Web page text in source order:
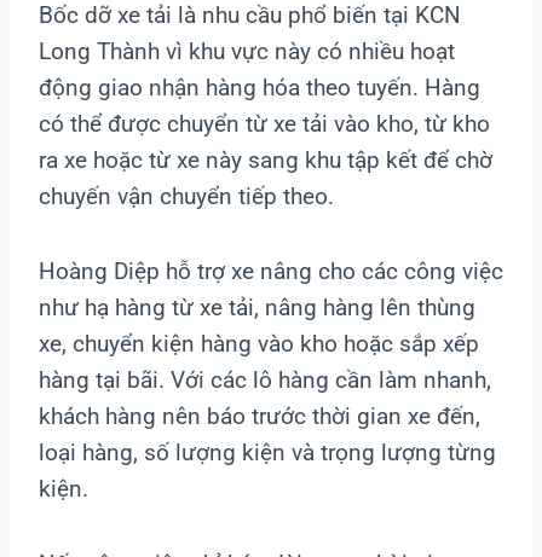
Bốc dỡ xe tải là nhu cầu phổ biến tại KCN
Long Thành vì khu vực này có nhiều hoạt
động giao nhận hàng hóa theo tuyến. Hàng
có thể được chuyển từ xe tải vào kho, từ kho
ra xe hoặc từ xe này sang khu tập kết để chờ
chuyến vận chuyển tiếp theo.
Hoàng Diệp hỗ trợ xe nâng cho các công việc
như hạ hàng từ xe tải, nâng hàng lên thùng
xe, chuyển kiện hàng vào kho hoặc sắp xếp
hàng tại bãi. Với các lô hàng cần làm nhanh,
khách hàng nên báo trước thời gian xe đến,
loại hàng, số lượng kiện và trọng lượng từng
kiện.